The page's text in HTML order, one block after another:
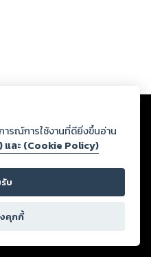
ต์และปรากฏว่าละเมิดสิทธิใน
ฎหมายและศีลธรรม ดังนั้น ผู้อ่าน
ด้วยตนเอง และหากท่านพบว่าส่วน
แจ้งมายังบริษัท เพื่อทีมงานจะได้
สงวนลิขสิทธิ์ตามพระราชบัญญัติ
ารณ์การใช้งานที่ดียิ่งขึ้นอ่าน
ละ (Cookie Policy)
บ
คุกกี้